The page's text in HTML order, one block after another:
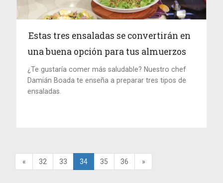
Estas tres ensaladas se convertirán en
una buena opción para tus almuerzos
¿Te gustaría comer más saludable? Nuestro chef
Damián Boada te enseña a preparar tres tipos de
ensaladas.
« 32 33 34 35 36 »